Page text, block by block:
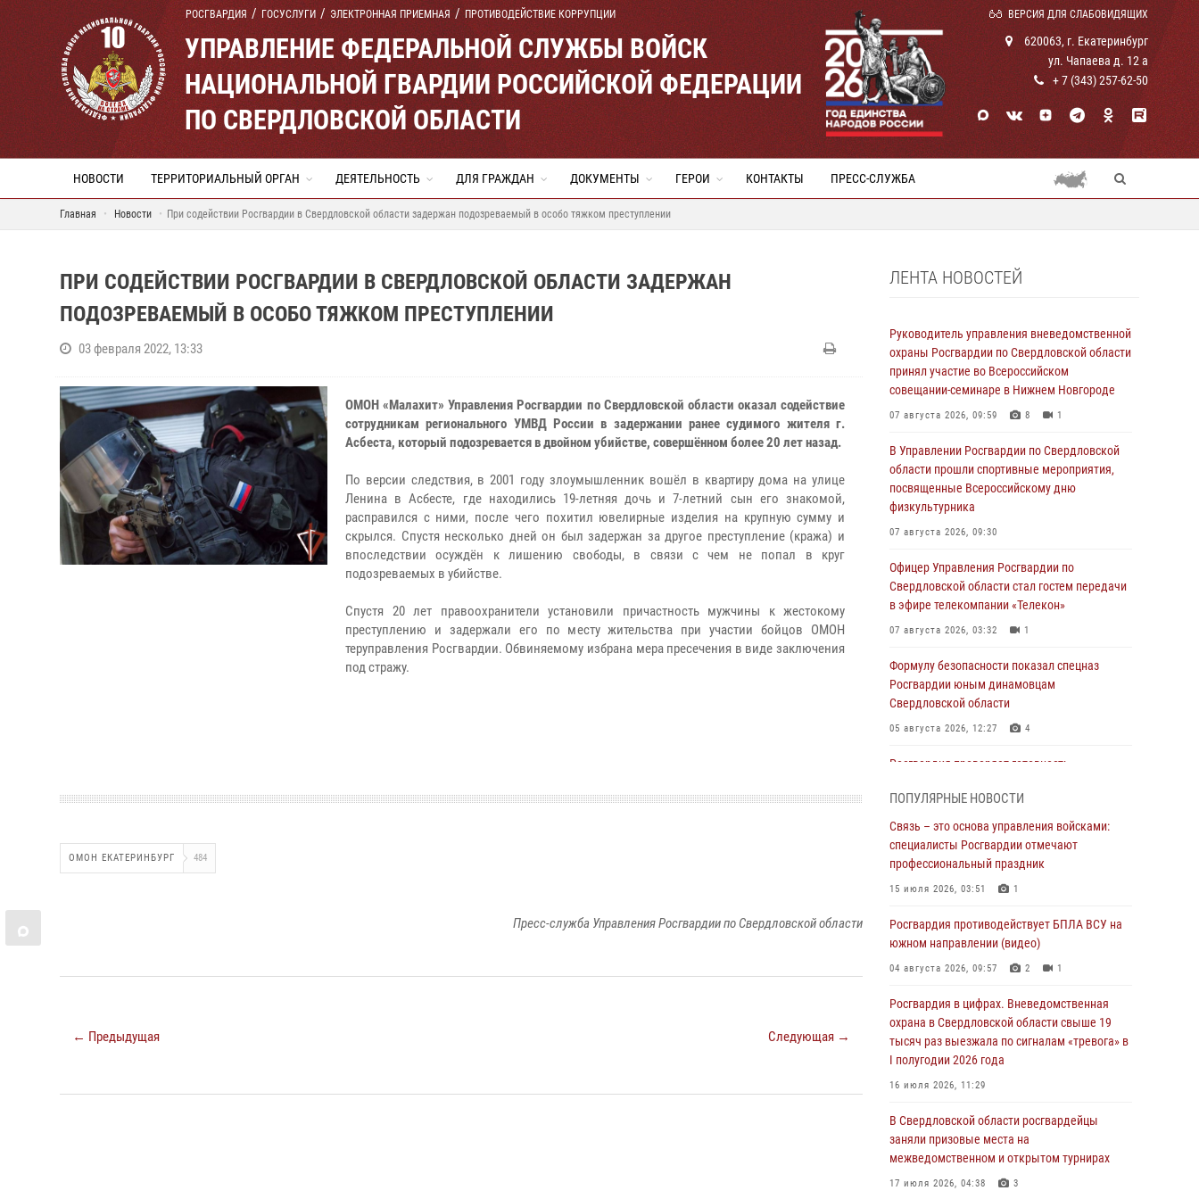
РОСГВАРДИЯ ГОСУСЛУГИ ЭЛЕКТРОННАЯ ПРИЕМНАЯ ПРОТИВОДЕЙСТВИЕ КОРРУПЦИИ ВЕРСИЯ ДЛЯ СЛАБОВИДЯЩИХ
УПРАВЛЕНИЕ ФЕДЕРАЛЬНОЙ СЛУЖБЫ ВОЙСК
НАЦИОНАЛЬНОЙ ГВАРДИИ РОССИЙСКОЙ ФЕДЕРАЦИИ
ПО СВЕРДЛОВСКОЙ ОБЛАСТИ
620063, г. Екатеринбург
ул. Чапаева д. 12 а
+ 7 (343) 257-62-50
НОВОСТИ ТЕРРИТОРИАЛЬНЫЙ ОРГАН ДЕЯТЕЛЬНОСТЬ ДЛЯ ГРАЖДАН ДОКУМЕНТЫ ГЕРОИ КОНТАКТЫ ПРЕСС-СЛУЖБА
Главная Новости При содействии Росгвардии в Свердловской области задержан подозреваемый в особо тяжком преступлении
ПРИ СОДЕЙСТВИИ РОСГВАРДИИ В СВЕРДЛОВСКОЙ ОБЛАСТИ ЗАДЕРЖАН
ПОДОЗРЕВАЕМЫЙ В ОСОБО ТЯЖКОМ ПРЕСТУПЛЕНИИ
03 февраля 2022, 13:33
ОМОН «Малахит» Управления Росгвардии по Свердловской области оказал содействие
сотрудникам регионального УМВД России в задержании ранее судимого жителя г.
Асбеста, который подозревается в двойном убийстве, совершённом более 20 лет назад.
По версии следствия, в 2001 году злоумышленник вошёл в квартиру дома на улице
Ленина в Асбесте, где находились 19-летняя дочь и 7-летний сын его знакомой,
расправился с ними, после чего похитил ювелирные изделия на крупную сумму и
скрылся. Спустя несколько дней он был задержан за другое преступление (кража) и
впоследствии осуждён к лишению свободы, в связи с чем не попал в круг
подозреваемых в убийстве.
Спустя 20 лет правоохранители установили причастность мужчины к жестокому
преступлению и задержали его по месту жительства при участии бойцов ОМОН
теруправления Росгвардии. Обвиняемому избрана мера пресечения в виде заключения
под стражу.
ОМОН ЕКАТЕРИНБУРГ 484
Пресс-служба Управления Росгвардии по Свердловской области
← Предыдущая Следующая →
ЛЕНТА НОВОСТЕЙ
Руководитель управления вневедомственной
охраны Росгвардии по Свердловской области
принял участие во Всероссийском
совещании-семинаре в Нижнем Новгороде
07 августа 2026, 09:59 8 1
В Управлении Росгвардии по Свердловской
области прошли спортивные мероприятия,
посвященные Всероссийскому дню
физкультурника
07 августа 2026, 09:30
Офицер Управления Росгвардии по
Свердловской области стал гостем передачи
в эфире телекомпании «Телекон»
07 августа 2026, 03:32 1
Формулу безопасности показал спецназ
Росгвардии юным динамовцам
Свердловской области
05 августа 2026, 12:27 4
Росгвардия проверяет готовность
учебному году
05 августа 2026, 05:44 10
Росгвардия противодействует БПЛА ВСУ на
южном направлении (видео)
Росгвардия приняла участие в обеспечении
безопасности Дня города в Екатеринбурге
Росгвардия приняла участие в
межведомственном антитеррористическом
учении в Свердловской области
31 июля 2026, 12:27
Росгвардия обеспечивает безопасность
граждан на южном направлении
31 июля 2026, 06:56 1
ПОПУЛЯРНЫЕ НОВОСТИ
Связь – это основа управления войсками:
специалисты Росгвардии отмечают
профессиональный праздник
15 июля 2026, 03:51 1
Росгвардия противодействует БПЛА ВСУ на
южном направлении (видео)
04 августа 2026, 09:57 2 1
Росгвардия в цифрах. Вневедомственная
охрана в Свердловской области свыше 19
тысяч раз выезжала по сигналам «тревога» в
I полугодии 2026 года
16 июля 2026, 11:29
В Свердловской области росгвардейцы
заняли призовые места на
межведомственном и открытом турнирах
17 июля 2026, 04:38 3